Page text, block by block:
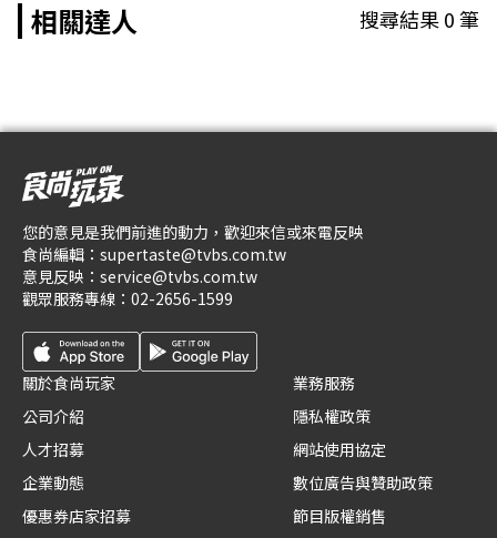
相關達人 搜尋結果0筆
您的意見是我們前進的動力，歡迎來信或來電反映
食尚編輯： supertaste@tvbs.com.tw
意見反映： service@tvbs.com.tw
觀眾服務專線： 02-2656-1599
關於食尚玩家
公司介紹
人才招募
企業動態
優惠券店家招募
業務服務
隱私權政策
網站使用協定
數位廣告與贊助政策
節目版權銷售